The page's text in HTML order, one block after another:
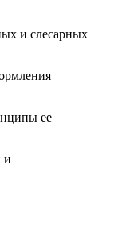
и слесарных
ее
и